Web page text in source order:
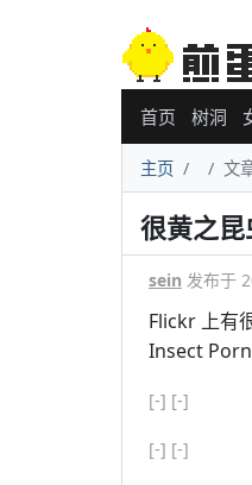
首页 树洞
主页 文
很黄之
sein 发布于
Flickr 上有
Insect Porn
[-] [-]
[-] [-]